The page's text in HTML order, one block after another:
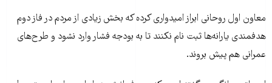
معاون اول روحانی ابراز امیدواری کرده که بخش زیادی از مردم در فاز دوم
هدفمندی یارانه‌ها ثبت نام نکنند تا به بودجه فشار وارد نشود و طرح‌های
عمرانی هم پیش بروند.